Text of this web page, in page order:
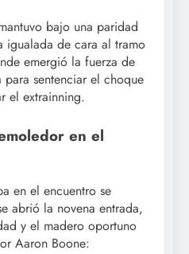
bajo una paridad
igualada de cara al tramo
emergió la fuerza de
sentenciar el choque
el extrainning.
en el
en el encuentro se
abrió la novena entrada,
y el madero oportuno
Aaron Boone: